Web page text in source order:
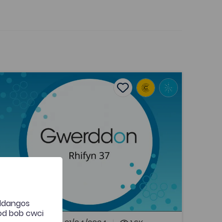
ac ysbïo: teithio arloesol Georges Dufaud o Nevers
Add to favourites
Dyddiad cyhoeddi: 2024 Add to favourites
Priodi ac ysbïo: teithio arloesol
Georges Dufaud o Nevers i Ferthyr
Tudful ar ddechrau’r bedwaredd
ganrif ar b...
Tagiau
Adnodd Coleg Cymraeg
Mae’r erthygl hon yn ymdrin â chysylltiadau
personol a diwydiannol y teulu Crawshay ym
Merthyr Tudful â’r teulu Dufaud yn Ffrainc.
Trafodir dyddiaduron taith, nodiadau a
llythyron Georges Dufaud a’i fab Achille
bob cwci